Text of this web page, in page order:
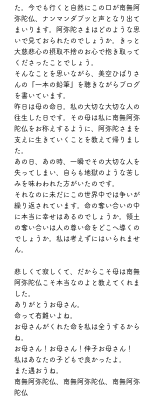
た。今でも行くと自然にこの口が南無阿
弥陀仏、ナンマンダブツと声となり出て
まいります。阿弥陀さまはどのような思
いで見ておられたのでしょうか。きっと
大慈悲心の摂取不捨のお心で抱き取って
くださったことでしょう。
そんなことを思いながら、美空ひばりさ
んの『一本の鉛筆』を聴きながらブログ
を書いています。
昨日は母の命日。私の大切な大切な人の
往生した日です。その母は私に南無阿弥
陀仏をお称えするように、阿弥陀さまを
支えに生きていくことを教えて帰りまし
た。
あの日、あの時、一瞬でその大切な人を
失ってしまい、自らも地獄のような苦し
みを味わわれた方がいたのです。
それなのに未だにこの世界中では争いが
繰り返されています。命の奪い合いの中
に本当に幸せはあるのでしょうか。領土
の奪い合いは人の尊い命をどこへ導くの
でしょうか。私は考えずにはいられませ
ん。
悲しくて寂しくて、だからこそ母は南無
阿弥陀仏こそ本当なのよと教えてくれま
した。
ありがとうお母さん。
命って有難いよね。
お母さんがくれた命を私は全うするから
ね。
お母さん！お母さん！伸子お母さん！
私はあなたの子どもで良かったよ。
また遇おうね。
南無阿弥陀仏、南無阿弥陀仏、南無阿弥
陀仏